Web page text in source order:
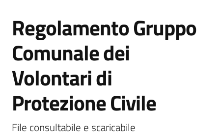
Menu selezionato
Novità
Servizi
Vivere
Guelfo
Salta al contenuto
Regolamento Gruppo
Comunale dei
Volontari di
Protezione Civile
File consultabile e scaricabile